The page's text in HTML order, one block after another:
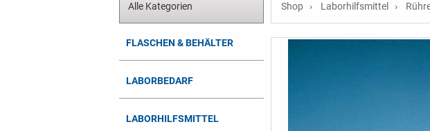
Alle Kategorien
FLASCHEN & BEHÄLTER
LABORBEDARF
LABORHILFSMITTEL
Shop Laborhilfsmittel